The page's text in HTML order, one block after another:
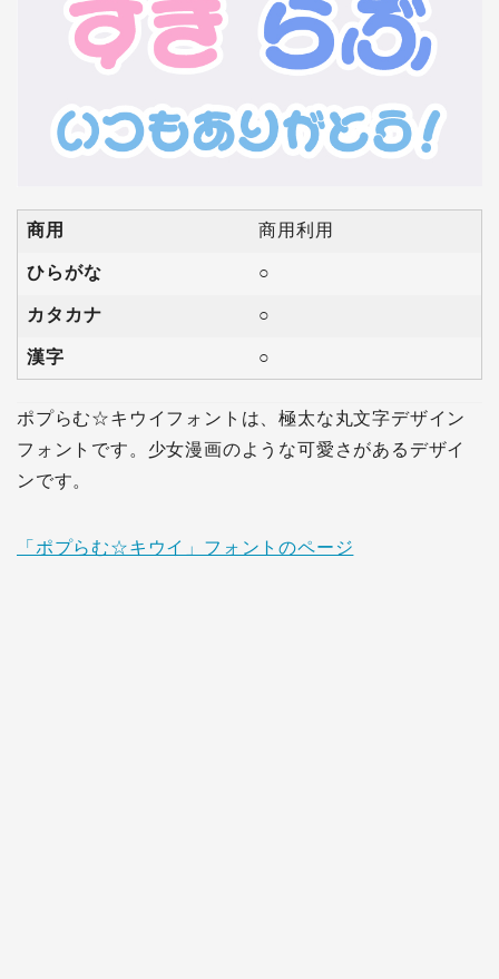
商用 商用利用
ひらがな ○
カタカナ ○
漢字 ○
ポプらむ☆キウイフォントは、極太な丸文字デザイン
フォントです。少女漫画のような可愛さがあるデザイ
ンです。
「ポプらむ☆キウイ」フォントのページ